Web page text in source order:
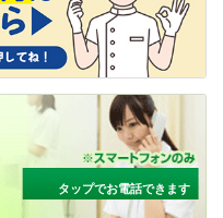
タップでお電話できます